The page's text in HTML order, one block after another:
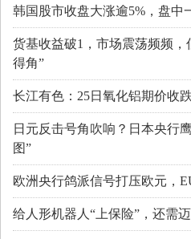
韩国股市收盘大涨逾5%，盘中
货基收益破1，市场震荡频频
得角”
长江有色：25日氧化铝期价收
日元反击号角吹响？日本央行
图”
欧洲央行鸽派信号打压欧元，
给人形机器人“上保险”，还需